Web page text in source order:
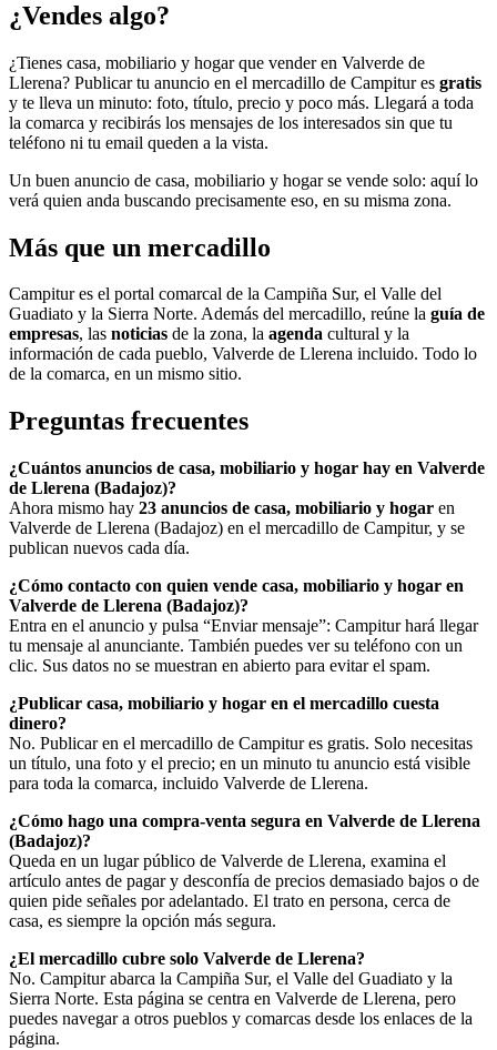
¿Vendes algo?
¿Tienes casa, mobiliario y hogar que vender en Valverde de
Llerena? Publicar tu anuncio en el mercadillo de Campitur es gratis
y te lleva un minuto: foto, título, precio y poco más. Llegará a toda
la comarca y recibirás los mensajes de los interesados sin que tu
teléfono ni tu email queden a la vista.
Un buen anuncio de casa, mobiliario y hogar se vende solo: aquí lo
verá quien anda buscando precisamente eso, en su misma zona.
Más que un mercadillo
Campitur es el portal comarcal de la Campiña Sur, el Valle del
Guadiato y la Sierra Norte. Además del mercadillo, reúne la guía de
empresas, las noticias de la zona, la agenda cultural y la
información de cada pueblo, Valverde de Llerena incluido. Todo lo
de la comarca, en un mismo sitio.
Preguntas frecuentes
¿Cuántos anuncios de casa, mobiliario y hogar hay en Valverde
de Llerena (Badajoz)?
Ahora mismo hay 23 anuncios de casa, mobiliario y hogar en
Valverde de Llerena (Badajoz) en el mercadillo de Campitur, y se
publican nuevos cada día.
¿Cómo contacto con quien vende casa, mobiliario y hogar en
Valverde de Llerena (Badajoz)?
Entra en el anuncio y pulsa “Enviar mensaje”: Campitur hará llegar
tu mensaje al anunciante. También puedes ver su teléfono con un
clic. Sus datos no se muestran en abierto para evitar el spam.
¿Publicar casa, mobiliario y hogar en el mercadillo cuesta
dinero?
No. Publicar en el mercadillo de Campitur es gratis. Solo necesitas
un título, una foto y el precio; en un minuto tu anuncio está visible
para toda la comarca, incluido Valverde de Llerena.
¿Cómo hago una compra-venta segura en Valverde de Llerena
(Badajoz)?
Queda en un lugar público de Valverde de Llerena, examina el
artículo antes de pagar y desconfía de precios demasiado bajos o de
quien pide señales por adelantado. El trato en persona, cerca de
casa, es siempre la opción más segura.
¿El mercadillo cubre solo Valverde de Llerena?
No. Campitur abarca la Campiña Sur, el Valle del Guadiato y la
Sierra Norte. Esta página se centra en Valverde de Llerena, pero
puedes navegar a otros pueblos y comarcas desde los enlaces de la
página.